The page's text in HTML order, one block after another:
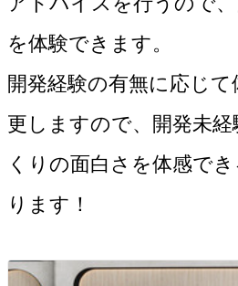
を体験できます。
開発経験の有無に応じ
更しますので、開発未
くりの面白さを体感で
ります！